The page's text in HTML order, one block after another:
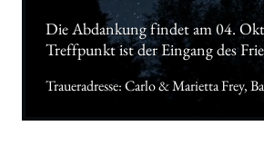
Die Abdankung findet am 04.
Treffpunkt ist der Eingang des
Traueradresse: Carlo & Marietta Frey,